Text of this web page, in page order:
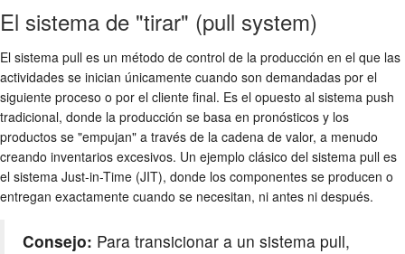
El sistema de "tirar" (pull system)
El sistema pull es un método de control de la producción en el que las
actividades se inician únicamente cuando son demandadas por el
siguiente proceso o por el cliente final. Es el opuesto al sistema push
tradicional, donde la producción se basa en pronósticos y los
productos se "empujan" a través de la cadena de valor, a menudo
creando inventarios excesivos. Un ejemplo clásico del sistema pull es
el sistema Just-in-Time (JIT), donde los componentes se producen o
entregan exactamente cuando se necesitan, ni antes ni después.
Consejo: Para transicionar a un sistema pull,